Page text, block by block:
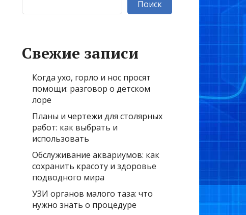
Поиск
Свежие записи
Когда ухо, горло и нос просят
помощи: разговор о детском
лоре
Планы и чертежи для столярных
работ: как выбрать и
использовать
Обслуживание аквариумов: как
сохранить красоту и здоровье
подводного мира
УЗИ органов малого таза: что
нужно знать о процедуре